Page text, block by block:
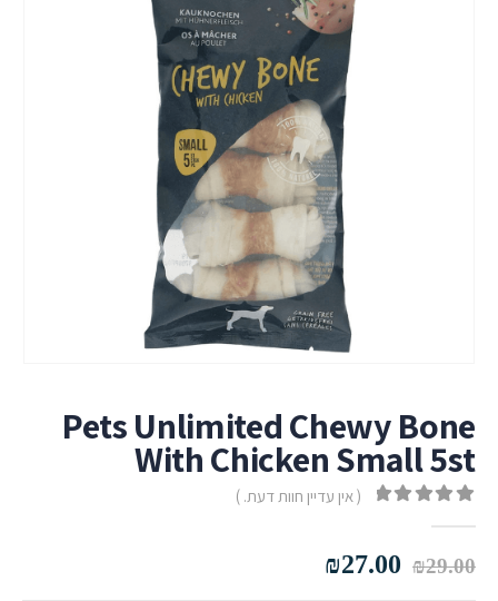
Pets Unlimited Chewy Bone
With Chicken Small 5st
( אין עדיין חוות דעת. )
₪29.00
המחיר₪27.00